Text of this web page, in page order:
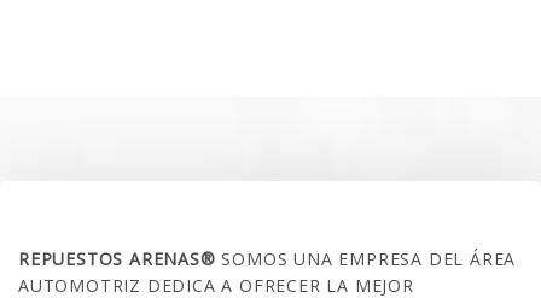
REPUESTOS ARENAS®SOMOS UNA EMPRESA DEL ÁREA
AUTOMOTRIZ DEDICA A OFRECER LA MEJOR